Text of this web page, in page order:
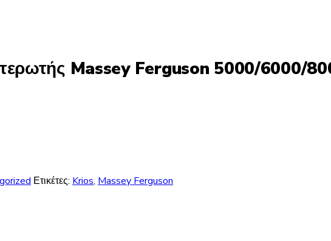
Massey Ferguson 5000/6000/
Ετικέτες: Krios, Massey Ferguson